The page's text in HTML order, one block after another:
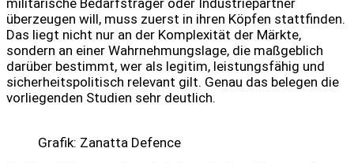
militärische Bedarfsträger oder Industriepartner
überzeugen will, muss zuerst in ihren Köpfen stattfinden.
Das liegt nicht nur an der Komplexität der Märkte,
sondern an einer Wahrnehmungslage, die maßgeblich
darüber bestimmt, wer als legitim, leistungsfähig und
sicherheitspolitisch relevant gilt. Genau das belegen die
vorliegenden Studien sehr deutlich.
Grafik: Zanatta Defence